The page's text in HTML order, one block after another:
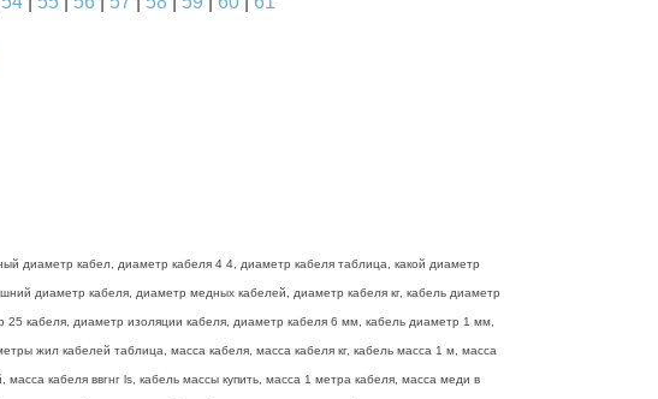
диаметр кабел, диаметр кабеля 4 4, диаметр кабеля таблица, какой диаметр
диаметр кабеля, диаметр медных кабелей, диаметр кабеля кг, кабель диаметр
кабеля, диаметр изоляции кабеля, диаметр кабеля 6 мм, кабель диаметр 1 мм,
жил кабелей таблица, масса кабеля, масса кабеля кг, кабель масса 1 м, масса
кабеля ввгнг ls, кабель массы купить, масса 1 метра кабеля, масса меди в